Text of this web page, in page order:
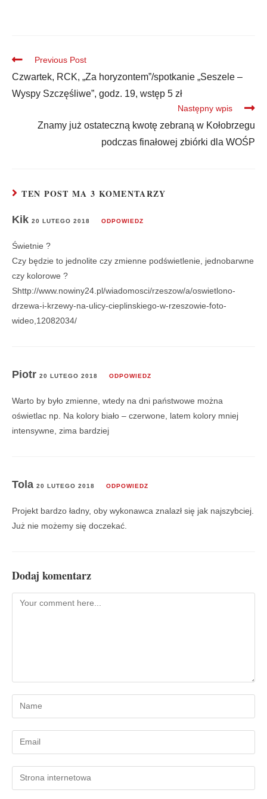
Previous Post
Czwartek, RCK, „Za horyzontem”/spotkanie „Seszele –
Wyspy Szczęśliwe”, godz. 19, wstęp 5 zł
Następny wpis
Znamy już ostateczną kwotę zebraną w Kołobrzegu
podczas finałowej zbiórki dla WOŚP
TEN POST MA 3 KOMENTARZY
Kik 20 LUTEGO 2018 ODPOWIEDZ
Świetnie ?
Czy będzie to jednolite czy zmienne podświetlenie, jednobarwne
czy kolorowe ?
Shttp://www.nowiny24.pl/wiadomosci/rzeszow/a/oswietlono-
drzewa-i-krzewy-na-ulicy-cieplinskiego-w-rzeszowie-foto-
wideo,12082034/
Piotr 20 LUTEGO 2018 ODPOWIEDZ
Warto by było zmienne, wtedy na dni państwowe można
oświetlac np. Na kolory biało – czerwone, latem kolory mniej
intensywne, zima bardziej
Tola 20 LUTEGO 2018 ODPOWIEDZ
Projekt bardzo ładny, oby wykonawca znalazł się jak najszybciej.
Już nie możemy się doczekać.
Dodaj komentarz